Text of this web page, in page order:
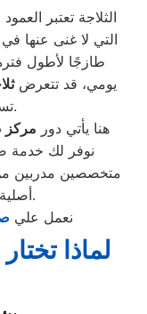
الثلاجة تعتبر
التي لا غنى عنها
طازجًا لأطول
يومي، قد تتعرض
تسبب إزعاجًا كبيرًا للأسرة.
هنا يأتي دور مركز
نوفر لك خدمة
متخصصين مدربين
أصلية للحفاظ على كفاءة جهازك.
نعمل علي
لماذا